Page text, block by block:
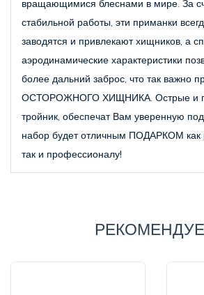
вращающимися блеснами в мире. За
стабильной работы, эти приманки
заводятся и привлекают хищников, а
аэродинамические характеристики
более дальний заброс, что так важно
ОСТОРОЖНОГО ХИЩНИКА. Острые и
тройник, обеспечат Вам уверенную
набор будет отличным ПОДАРКОМ как
так и профессионалу!